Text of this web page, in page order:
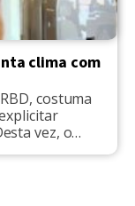
clima com
costuma
vez, o
"Uau